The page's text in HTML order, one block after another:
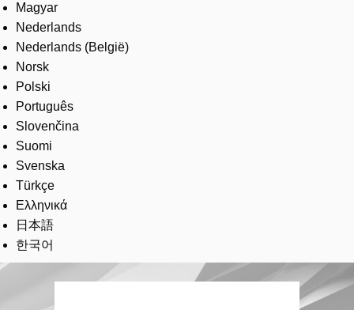
Magyar
Nederlands
Nederlands (België)
Norsk
Polski
Português
Slovenčina
Suomi
Svenska
Türkçe
Ελληνικά
日本語
한국어